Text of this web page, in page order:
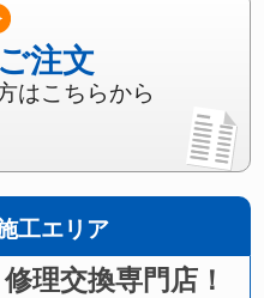
注文
はこちらから
工エリア
理交換専門店！